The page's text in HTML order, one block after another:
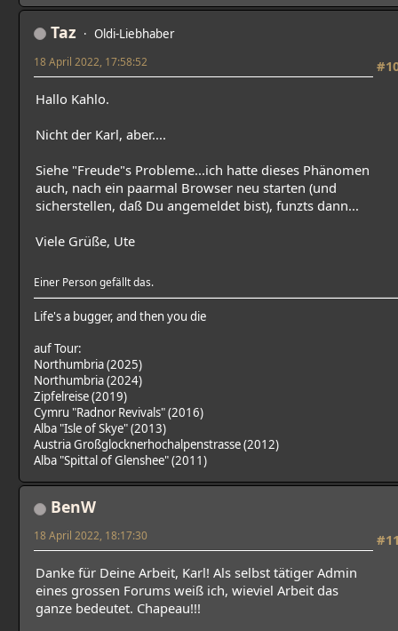
Taz Oldi-Liebhaber
18 April 2022, 17:58:52
Hallo Kahlo.
Nicht der Karl, aber....
Siehe "Freude"s Probleme...ich hatte dieses Phänomen
auch, nach ein paarmal Browser neu starten (und
sicherstellen, daß Du angemeldet bist), funzts dann...
Viele Grüße, Ute
Einer Person gefällt das.
Life's a bugger, and then you die
auf Tour:
Northumbria (2025)
Northumbria (2024)
Zipfelreise (2019)
Cymru "Radnor Revivals" (2016)
Alba "Isle of Skye" (2013)
Austria Großglocknerhochalpenstrasse (2012)
Alba "Spittal of Glenshee" (2011)
BenW
18 April 2022, 18:17:30
Danke für Deine Arbeit, Karl! Als selbst tätiger Admin
eines grossen Forums weiß ich, wieviel Arbeit das
ganze bedeutet. Chapeau!!!